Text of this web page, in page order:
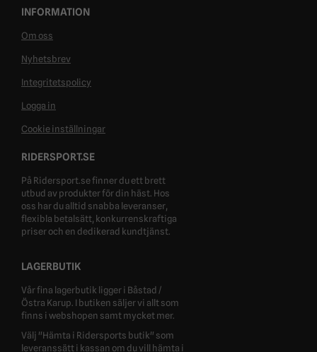
INFORMATION
Om oss
Nyhetsbrev
Integritetspolicy
Logga in
Cookie inställningar
RIDERSPORT.SE
På Ridersport.se finner du ett brett
utbud av produkter för din häst. Hos
oss har du alltid snabba leveranser,
flexibla betalsätt, konkurrenskraftiga
priser och en dedikerad kundtjänst.
LAGERBUTIK
Vår fina lagerbutik ligger i Båstad /
Östra Karup. I butiken säljer vi allt som
finns i webshopen samt mycket mer.
Välj "Hämta i Ridersports butik" som
leveranssätt i kassan om du vill hämta i